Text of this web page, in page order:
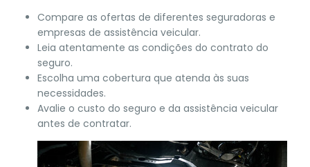
Compare as ofertas de diferentes seguradoras e
empresas de assistência veicular.
Leia atentamente as condições do contrato do
seguro.
Escolha uma cobertura que atenda às suas
necessidades.
Avalie o custo do seguro e da assistência veicular
antes de contratar.